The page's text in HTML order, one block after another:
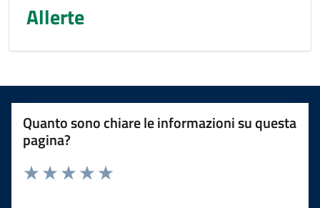
Allerte
Quanto sono chiare le informazioni su questa
pagina?
Rating: